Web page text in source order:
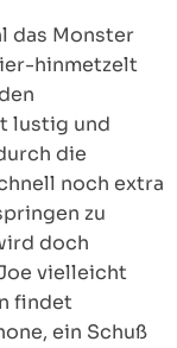
das Monster
hinmetzelt
lustig und
die
noch extra
zu
doch
vielleicht
findet
ein Schuß